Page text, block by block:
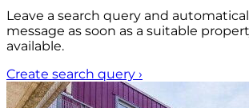
Leave a search query and
message as soon as a suitable
available.
Create search query ›